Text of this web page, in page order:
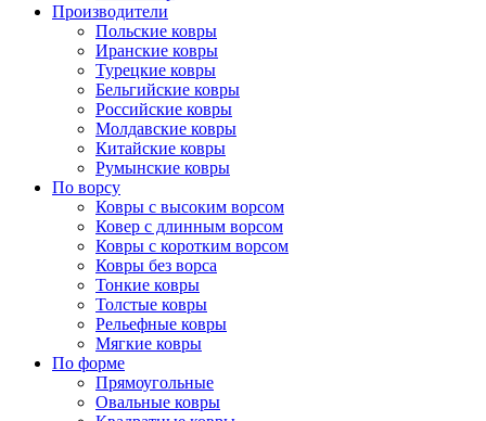
Производители
Польские ковры
Иранские ковры
Турецкие ковры
Бельгийские ковры
Российские ковры
Молдавские ковры
Китайские ковры
Румынские ковры
По ворсу
Ковры с высоким ворсом
Ковер с длинным ворсом
Ковры с коротким ворсом
Ковры без ворса
Тонкие ковры
Толстые ковры
Рельефные ковры
Мягкие ковры
По форме
Прямоугольные
Овальные ковры